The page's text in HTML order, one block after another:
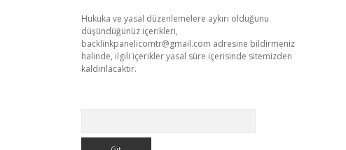
Hukuka ve yasal düzenlemelere aykırı olduğunu
düşündüğünüz içerikleri,
backlinkpanelicomtr@gmail.com adresine bildirmeniz
halinde, ilgili içerikler yasal süre içerisinde sitemizden
kaldırılacaktır.